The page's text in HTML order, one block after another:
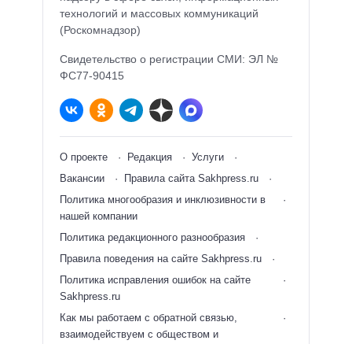
технологий и массовых коммуникаций
(Роскомнадзор)
Свидетельство о регистрации СМИ: ЭЛ №
ФС77-90415
О проекте Редакция
Услуги
Вакансии
Правила сайта Sakhpress.ru
Политика многообразия и инклюзивности в
нашей компании
Политика редакционного разнообразия
Правила поведения на сайте Sakhpress.ru
Политика исправления ошибок на сайте
Sakhpress.ru
Как мы работаем с обратной связью,
взаимодействуем с обществом и